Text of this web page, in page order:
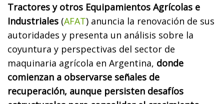
Tractores y otros Equipamientos Agrícolas e
Industriales (AFAT) anuncia la renovación de sus
autoridades y presenta un análisis sobre la
coyuntura y perspectivas del sector de
maquinaria agrícola en Argentina, donde
comienzan a observarse señales de
recuperación, aunque persisten desafíos